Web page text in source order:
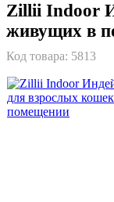
Zillii Indoor
живущих в
Код товара: 5813